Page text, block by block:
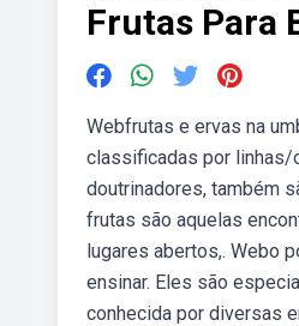
Frutas Para
Webfrutas e ervas na
classificadas por linhas/
doutrinadores, também
frutas são aquelas
lugares abertos,. Webo
ensinar. Eles são
conhecida por diversas